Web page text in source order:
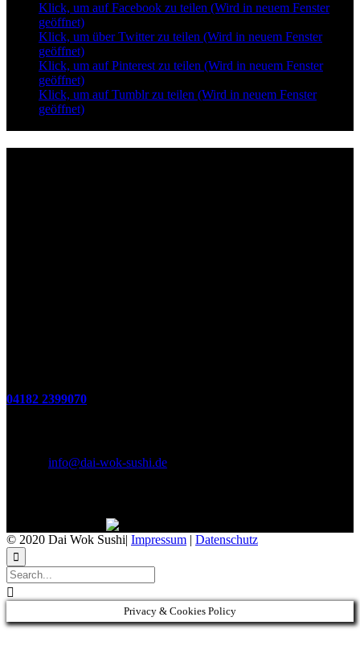
Klick, um auf Facebook zu teilen (Wird in neuem Fenster
geöffnet)
Klick, um über Twitter zu teilen (Wird in neuem Fenster
geöffnet)
Klick, um auf Pinterest zu teilen (Wird in neuem Fenster
geöffnet)
Klick, um auf Tumblr zu teilen (Wird in neuem Fenster
geöffnet)
04182 2399070
info@dai-wok-sushi.de
© 2020 Dai Wok Sushi| Impressum Datenschutz


Privacy & Cookies Policy